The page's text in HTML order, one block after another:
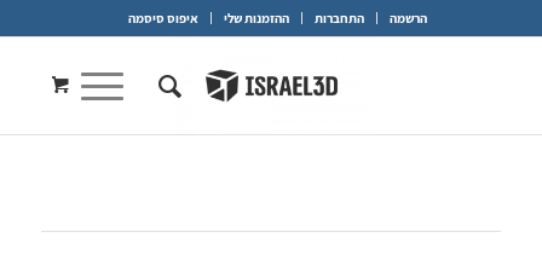
הרשמה התחברות ההזמנות שלי איפוס סיסמה